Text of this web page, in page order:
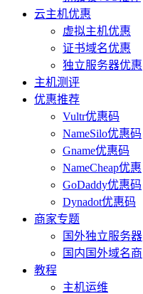
云主机优惠
虚拟主机优惠
证书域名优惠
独立服务器优惠
主机测评
优惠推荐
Vultr优惠码
NameSilo优惠码
Gname优惠码
NameCheap优惠
GoDaddy优惠码
Dynadot优惠码
商家专题
国外独立服务器
国内国外域名商
教程
主机运维